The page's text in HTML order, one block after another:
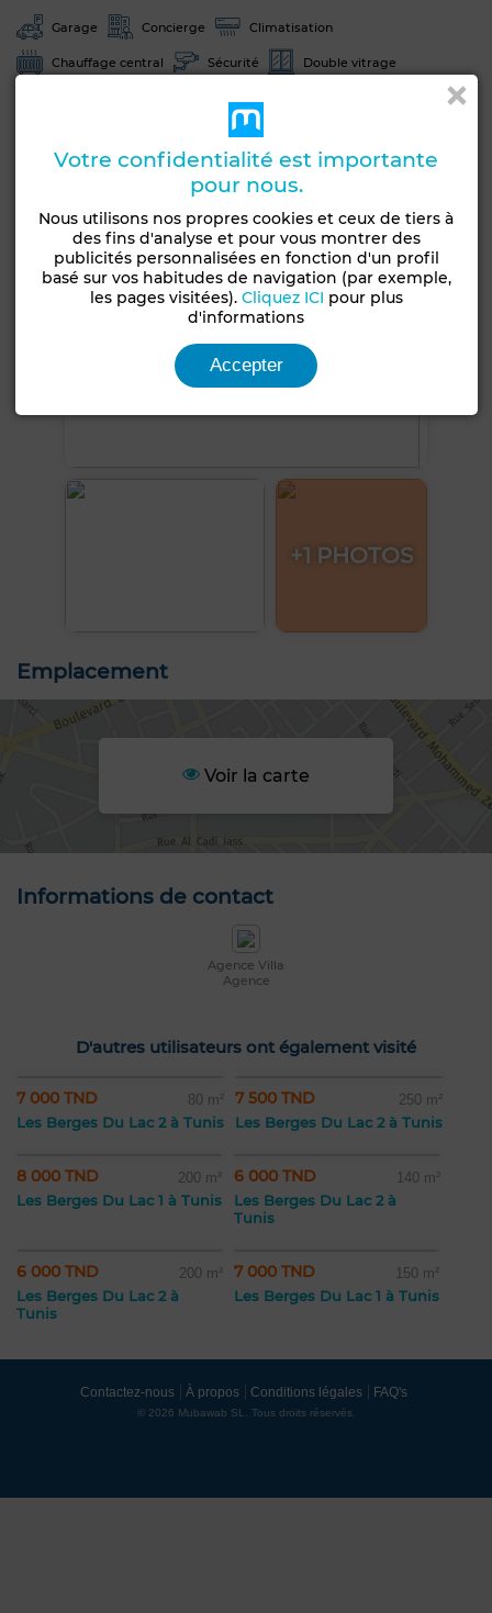
Garage Concierge Climatisation
Chauffage central Sécurité Double vitrage
Voir plus de photos
+1 PHOTOS
Emplacement
Voir la carte
Informations de contact
Agence Villa
Agence
D'autres utilisateurs ont également visité
7 000 TND 80 m²
Les Berges Du Lac 2 à Tunis
7 500 TND 250 m²
Les Berges Du Lac 2 à Tunis
8 000 TND 200 m²
Les Berges Du Lac 1 à Tunis
6 000 TND 140 m²
Les Berges Du Lac 2 à
Tunis
6 000 TND 200 m²
Les Berges Du Lac 2 à
Tunis
7 000 TND 150 m²
Les Berges Du Lac 1 à Tunis
Contactez-nous À propos Conditions légales FAQ's
© 2026 Mubawab SL. Tous droits réservés.
Votre confidentialité est importante
pour nous.
Nous utilisons nos propres cookies et ceux de tiers à
des fins d'analyse et pour vous montrer des
publicités personnalisées en fonction d'un profil
basé sur vos habitudes de navigation (par exemple,
les pages visitées). Cliquez ICI pour plus
d'informations
Accepter